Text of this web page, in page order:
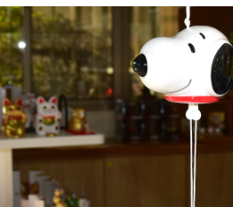
每筆NT$65，滿NT$999(含以上)免運費
7-11取貨付款
每筆NT$65，滿NT$999(含以上)免運費
付款後7-11取貨
每筆NT$65，滿NT$999(含以上)免運費
宅配
每筆NT$100，滿NT$999(含以上)免運費